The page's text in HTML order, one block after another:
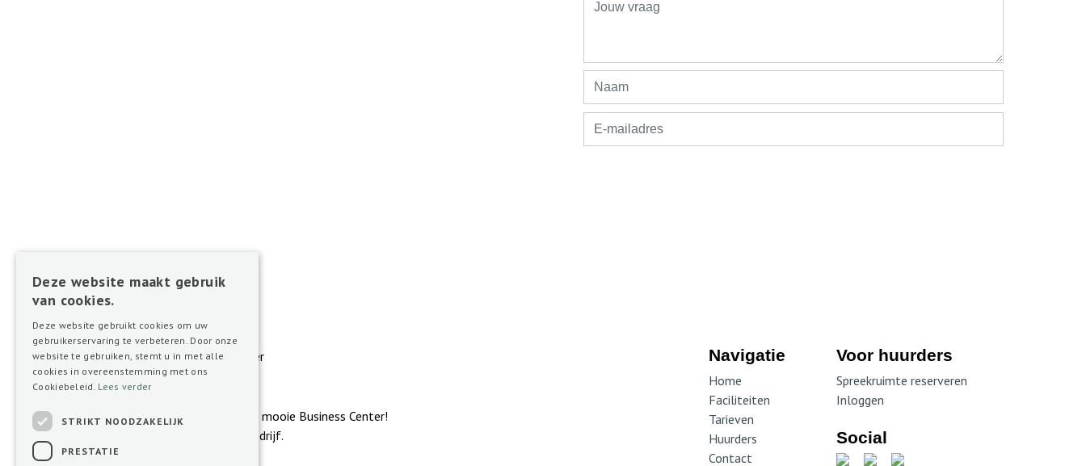
Reserveer nu je werkplek in dit mooie Business Center!
We zijn benieuwd naar jouw bedrijf.
Navigatie
Home
Faciliteiten
Tarieven
Huurders
Contact
Voor huurders
Spreekruimte reserveren
Inloggen
Social
Deze website maakt gebruik
van cookies.
Deze website gebruikt cookies om uw
gebruikerservaring te verbeteren. Door onze
website te gebruiken, stemt u in met alle
cookies in overeenstemming met ons
Cookiebeleid. Lees verder
STRIKT NOODZAKELIJK
PRESTATIE